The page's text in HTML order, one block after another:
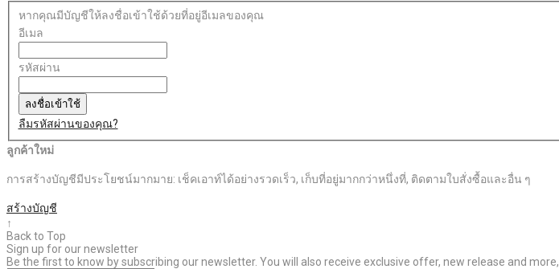
หากคุณมีบัญชีให้ลงชื่อเข้าใช้ด้วยที่อยู่อีเมลของคุณ
อีเมล
รหัสผ่าน
ลงชื่อเข้าใช้
ลืมรหัสผ่านของคุณ?
ลูกค้าใหม่
การสร้างบัญชีมีประโยชน์มากมาย: เช็คเอาท์ได้อย่างรวดเร็ว, เก็บที่อยู่มากกว่าหนึ่งที่, ติดตามใบสั่งซื้อและอื่น ๆ
สร้างบัญชี
↑
Back to Top
Sign up for our newsletter
Be the first to know by subscribing our newsletter. You will also receive exclusive offer, new release and more,